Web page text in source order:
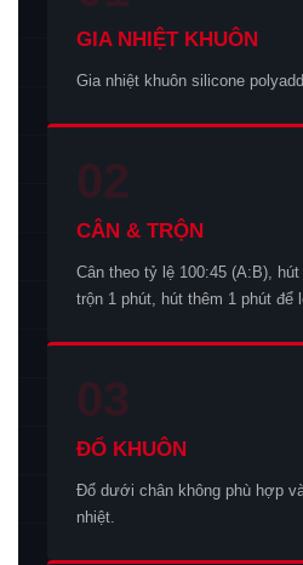
GIA NHIỆT KHUÔN
Gia nhiệt khuôn silicone
02
CÂN & TRỘN
Cân theo tỷ lệ 100:45 (A:B), hút
trộn 1 phút, hút thêm 1 phút để
03
ĐỔ KHUÔN
Đổ dưới chân không phù hợp
nhiệt.